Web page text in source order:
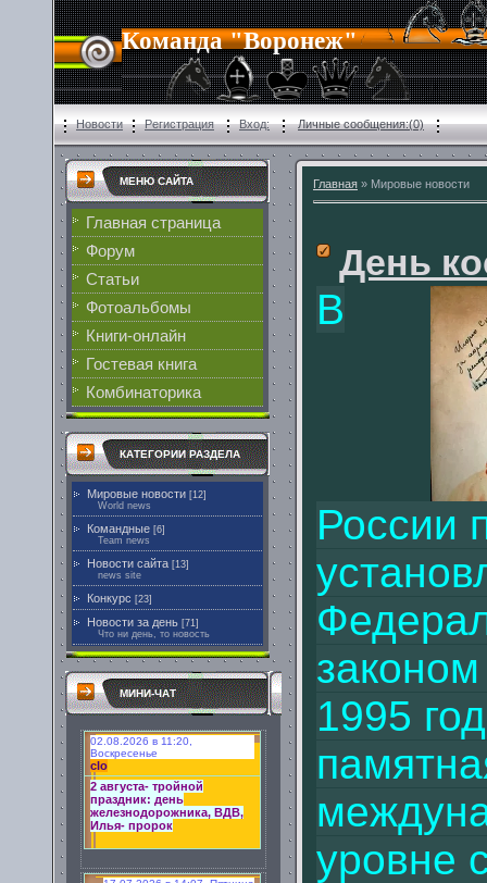
Команда "Воронеж"
Новости Регистрация Вход: Личные сообщения:(0)
МЕНЮ САЙТА
Главная страница
Форум
Cтатьи
Фотоальбомы
Книги-онлайн
Гостевая книга
Комбинаторика
КАТЕГОРИИ РАЗДЕЛА
Мировые новости [12]
World news
Командные [6]
Team news
Новости сайта [13]
news site
Конкурс [23]
Новости за день [71]
Что ни день, то новость
МИНИ-ЧАТ
Главная » Мировые новости
День
В
России
1995
уровне